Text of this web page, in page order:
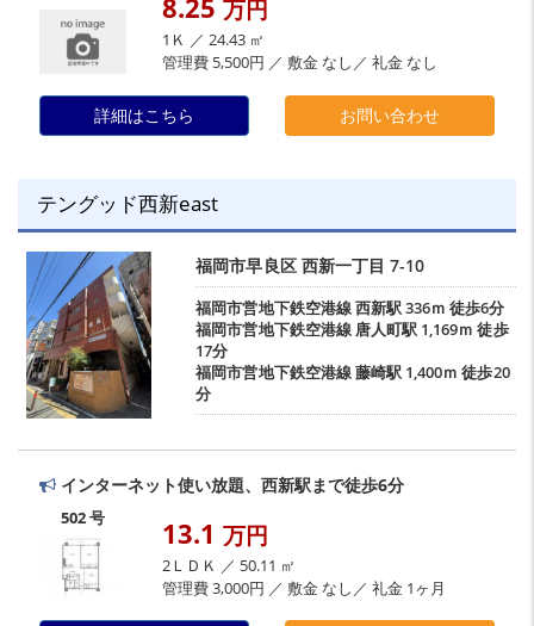
万円
1Ｋ ／ 24.43 ㎡
管理費 5,500円 ／ 敷金 なし／ 礼金 なし
詳細はこちら お問い合わせ
テングッド西新east
福岡市早良区 西新一丁目 7-10
福岡市営地下鉄空港線西新駅336ｍ 徒歩6分
福岡市営地下鉄空港線 唐人町駅 1,169ｍ 徒歩
17分
福岡市営地下鉄空港線藤崎駅 1,400ｍ 徒歩20
分
インターネット使い放題、西新駅まで徒歩6分
502 号 13.1 万円
2ＬＤＫ ／ 50.11 ㎡
管理費 3,000円 ／ 敷金 なし／ 礼金 1ヶ月